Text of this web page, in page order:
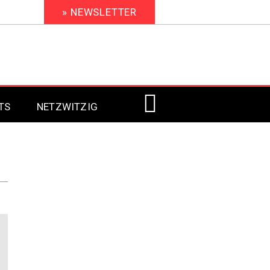
» NEWSLETTER
Signage 2021
Signage 2020
Signage 2019
NETZWITZIG